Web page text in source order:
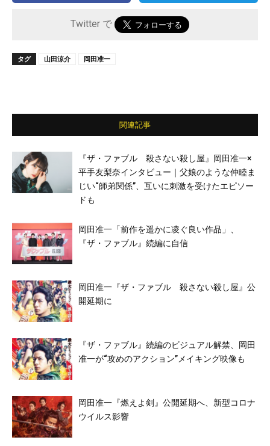
Twitter で
タグ 山田涼介 岡田准一
関連記事
『ザ・ファブル 殺さない殺し屋』岡田准一×
平手友梨奈インタビュー｜父娘のような仲睦ま
じい“師弟関係”、互いに刺激を受けたエピソー
ドも
岡田准一「前作を遥かに凌ぐ良い作品」、
『ザ・ファブル』続編に自信
岡田准一『ザ・ファブル 殺さない殺し屋』公
開延期に
『ザ・ファブル』続編のビジュアル解禁、岡田
准一が“攻めのアクション”メイキング映像も
岡田准一『燃えよ剣』公開延期へ、新型コロナ
ウイルス影響